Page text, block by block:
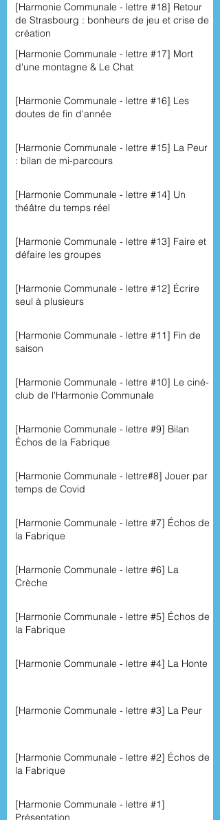
[Harmonie Communale - lettre #18] Retour
de Strasbourg : bonheurs de jeu et crise de
création
[Harmonie Communale - lettre #17] Mort
d'une montagne & Le Chat
[Harmonie Communale - lettre #16] Les
doutes de fin d'année
[Harmonie Communale - lettre #15] La Peur
: bilan de mi-parcours
[Harmonie Communale - lettre #14] Un
théâtre du temps réel
[Harmonie Communale - lettre #13] Faire et
défaire les groupes
[Harmonie Communale - lettre #12] Écrire
seul à plusieurs
[Harmonie Communale - lettre #11] Fin de
saison
[Harmonie Communale - lettre #10] Le ciné-
club de l'Harmonie Communale
[Harmonie Communale - lettre #9] Bilan
Échos de la Fabrique
[Harmonie Communale - lettre#8] Jouer par
temps de Covid
[Harmonie Communale - lettre #7] Échos de
la Fabrique
[Harmonie Communale - lettre #6] La
Crèche
[Harmonie Communale - lettre #5] Échos de
la Fabrique
[Harmonie Communale - lettre #4] La Honte
[Harmonie Communale - lettre #3] La Peur
[Harmonie Communale - lettre #2] Échos de
la Fabrique
[Harmonie Communale - lettre #1]
Présentation